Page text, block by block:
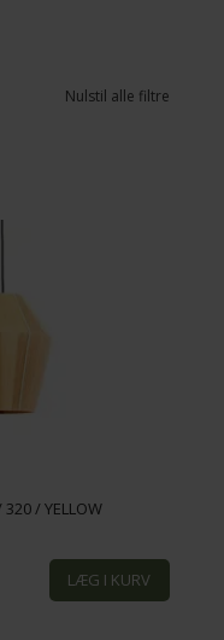
Nulstil alle filtre
320 / YELLOW